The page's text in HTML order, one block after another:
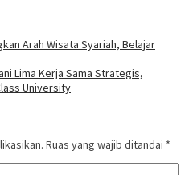
Arah Wisata Syariah, Belajar
Lima Kerja Sama Strategis,
University
Ruas yang wajib ditandai *